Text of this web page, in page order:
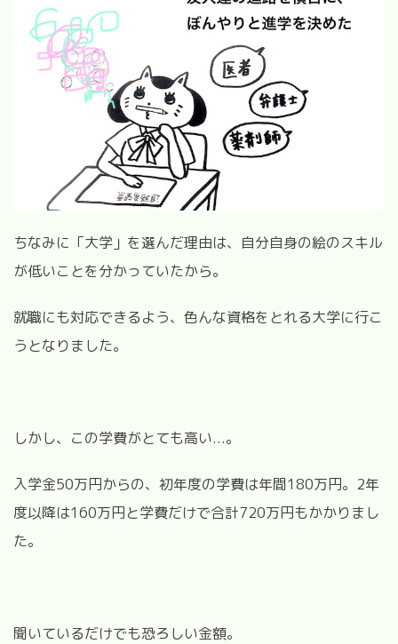
ちなみに「大学」を選んだ理由は、自分自身の絵のスキル
が低いことを分かっていたから。
就職にも対応できるよう、色んな資格をとれる大学に行こ
うとなりました。
しかし、この学費がとても高い...。
入学金50万円からの、初年度の学費は年間180万円。2年
度以降は160万円と学費だけで合計720万円もかかりまし
た。
聞いているだけでも恐ろしい金額。